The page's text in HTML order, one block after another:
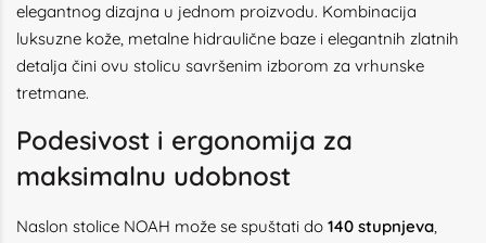
elegantnog dizajna u jednom proizvodu. Kombinacija
luksuzne kože, metalne hidraulične baze i elegantnih zlatnih
detalja čini ovu stolicu savršenim izborom za vrhunske
tretmane.
Podesivost i ergonomija za
maksimalnu udobnost
Naslon stolice NOAH može se spuštati do 140 stupnjeva,